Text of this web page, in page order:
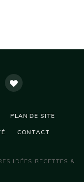
PLAN DE SITE
CONTACT
IDÉES RECETTES &